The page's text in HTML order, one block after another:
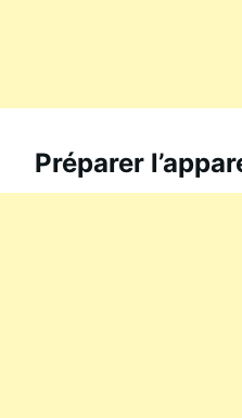
Préparer